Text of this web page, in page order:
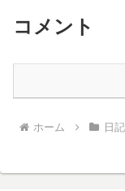
コメント
ホーム 日記